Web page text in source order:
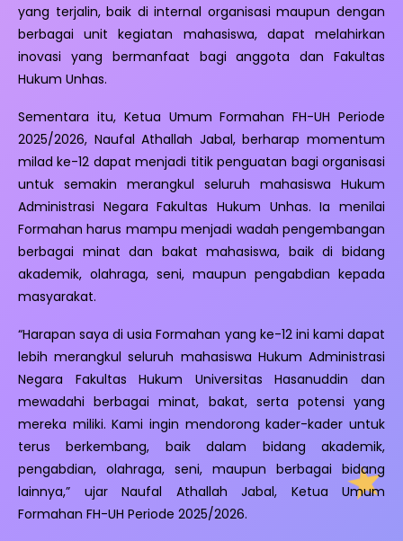
yang terjalin, baik di internal organisasi maupun dengan
berbagai unit kegiatan mahasiswa, dapat melahirkan
inovasi yang bermanfaat bagi anggota dan Fakultas
Hukum Unhas.
Sementara itu, Ketua Umum Formahan FH-UH Periode
2025/2026, Naufal Athallah Jabal, berharap momentum
milad ke-12 dapat menjadi titik penguatan bagi organisasi
untuk semakin merangkul seluruh mahasiswa Hukum
Administrasi Negara Fakultas Hukum Unhas. Ia menilai
Formahan harus mampu menjadi wadah pengembangan
berbagai minat dan bakat mahasiswa, baik di bidang
akademik, olahraga, seni, maupun pengabdian kepada
masyarakat.
“Harapan saya di usia Formahan yang ke-12 ini kami dapat
lebih merangkul seluruh mahasiswa Hukum Administrasi
Negara Fakultas Hukum Universitas Hasanuddin dan
mewadahi berbagai minat, bakat, serta potensi yang
mereka miliki. Kami ingin mendorong kader-kader untuk
terus berkembang, baik dalam bidang akademik,
pengabdian, olahraga, seni, maupun berbagai bidang
lainnya,” ujar Naufal Athallah Jabal, Ketua Umum
Formahan FH-UH Periode 2025/2026.